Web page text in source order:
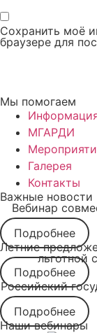
Сохранить моё
браузере для
Мы помогаем
МГАРДИ
Галерея
Контакты
Важные новости
Вебинар
Подробнее
Летние
льготной
Подробнее
Российский
Подробнее
Наши вебинары